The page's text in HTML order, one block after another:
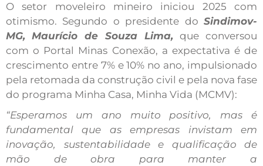
O setor moveleiro mineiro iniciou 2025 com
otimismo. Segundo o presidente do Sindimov-
MG, Maurício de Souza Lima, que conversou
com o Portal Minas Conexão, a expectativa é de
crescimento entre 7% e 10% no ano, impulsionado
pela retomada da construção civil e pela nova fase
do programa Minha Casa, Minha Vida (MCMV):
“Esperamos um ano muito positivo, mas é
fundamental que as empresas invistam em
inovação, sustentabilidade e qualificação de
mão de obra para manter a